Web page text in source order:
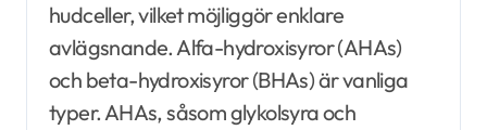
hudceller, vilket möjliggör enklare
avlägsnande. Alfa-hydroxisyror (AHAs)
och beta-hydroxisyror (BHAs) är vanliga
typer. AHAs, såsom glykolsyra och